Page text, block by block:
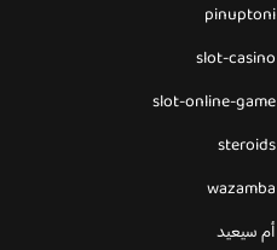
pinuptoni
slot-casino
slot-online-game
steroids
wazamba
أم سيعيد